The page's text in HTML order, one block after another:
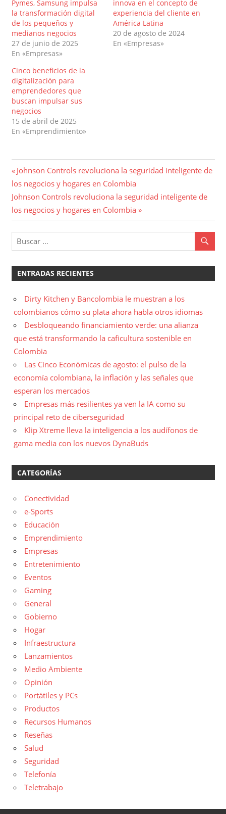
Pymes, Samsung impulsa
la transformación digital
de los pequeños y
medianos negocios
27 de junio de 2025
En «Empresas»
innova en el concepto de
experiencia del cliente en
América Latina
20 de agosto de 2024
En «Empresas»
Cinco beneficios de la
digitalización para
emprendedores que
buscan impulsar sus
negocios
15 de abril de 2025
En «Emprendimiento»
Navegación
de
entradas
Entrada
anterior:
Johnson Controls revoluciona la seguridad inteligente de
los negocios y hogares en Colombia
Entrada
siguiente:
Johnson Controls revoluciona la seguridad inteligente de
los negocios y hogares en Colombia
ENTRADAS RECIENTES
Dirty Kitchen y Bancolombia le muestran a los
colombianos cómo su plata ahora habla otros idiomas
Desbloqueando financiamiento verde: una alianza
que está transformando la caficultura sostenible en
Colombia
Las Cinco Económicas de agosto: el pulso de la
economía colombiana, la inflación y las señales que
esperan los mercados
Empresas más resilientes ya ven la IA como su
principal reto de ciberseguridad
Klip Xtreme lleva la inteligencia a los audífonos de
gama media con los nuevos DynaBuds
CATEGORÍAS
Conectividad
e-Sports
Educación
Emprendimiento
Empresas
Entretenimiento
Eventos
Gaming
General
Gobierno
Hogar
Infraestructura
Lanzamientos
Medio Ambiente
Opinión
Portátiles y PCs
Productos
Recursos Humanos
Reseñas
Salud
Seguridad
Telefonía
Teletrabajo